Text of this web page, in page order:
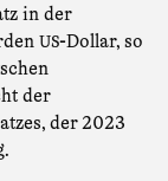
in der
US-Dollar, so
der
der 2023